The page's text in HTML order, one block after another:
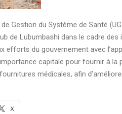
de Gestion du Système de Santé
de Lubumbashi dans le cadre des
efforts du gouvernement avec
capitale pour fournir à
médicales, afin
X